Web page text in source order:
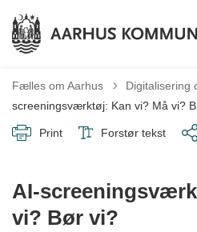
Fælles om Aarhus Tilbage til
Digitalisering
screeningsværktøj: Kan vi? Må vi?
Print Forstør tekst
AI-
vi? Bør vi?